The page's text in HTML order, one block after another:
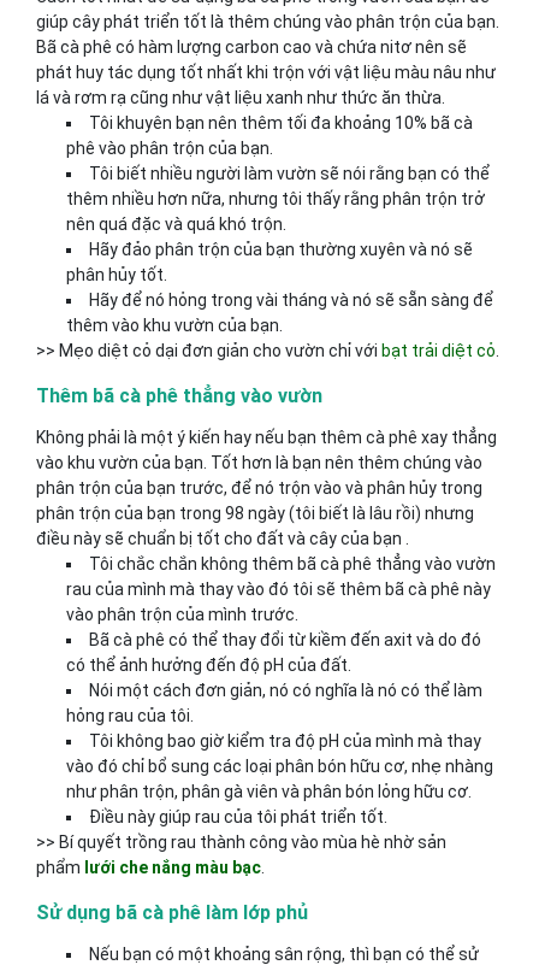
giúp cây phát triển tốt là thêm chúng vào phân trộn của bạn.
Bã cà phê có hàm lượng carbon cao và chứa nitơ nên sẽ
phát huy tác dụng tốt nhất khi trộn với vật liệu màu nâu như
lá và rơm rạ cũng như vật liệu xanh như thức ăn thừa.
Tôi khuyên bạn nên thêm tối đa khoảng 10% bã cà
phê vào phân trộn của bạn.
Tôi biết nhiều người làm vườn sẽ nói rằng bạn có thể
thêm nhiều hơn nữa, nhưng tôi thấy rằng phân trộn trở
nên quá đặc và quá khó trộn.
Hãy đảo phân trộn của bạn thường xuyên và nó sẽ
phân hủy tốt.
Hãy để nó hỏng trong vài tháng và nó sẽ sẵn sàng để
thêm vào khu vườn của bạn.
>> Mẹo diệt cỏ dại đơn giản cho vườn chỉ với bạt trải diệt cỏ
Thêm bã cà phê thẳng vào vườn
Không phải là một ý kiến ​​hay nếu bạn thêm cà phê xay thẳng
vào khu vườn của bạn. Tốt hơn là bạn nên thêm chúng vào
phân trộn của bạn trước, để nó trộn vào và phân hủy trong
phân trộn của bạn trong 98 ngày (tôi biết là lâu rồi) nhưng
điều này sẽ chuẩn bị tốt cho đất và cây của bạn .
Tôi chắc chắn không thêm bã cà phê thẳng vào vườn
rau của mình mà thay vào đó tôi sẽ thêm bã cà phê này
vào phân trộn của mình trước.
Bã cà phê có thể thay đổi từ kiềm đến axit và do đó
có thể ảnh hưởng đến độ pH của đất.
Nói một cách đơn giản, nó có nghĩa là nó có thể làm
hỏng rau của tôi.
Tôi không bao giờ kiểm tra độ pH của mình mà thay
vào đó chỉ bổ sung các loại phân bón hữu cơ, nhẹ nhàng
như phân trộn, phân gà viên và phân bón lỏng hữu cơ.
Điều này giúp rau của tôi phát triển tốt.
>> Bí quyết trồng rau thành công vào mùa hè nhờ sản
phẩm lưới che nắng màu bạc
Sử dụng bã cà phê làm lớp phủ
Nếu bạn có một khoảng sân rộng, thì bạn có thể sử